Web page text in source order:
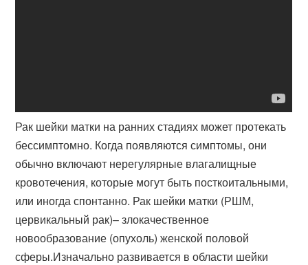
Рак шейки матки на ранних стадиях может протекать
бессимптомно. Когда появляются симптомы, они
обычно включают нерегулярные влагалищные
кровотечения, которые могут быть посткоитальными,
или иногда спонтанно. Рак шейки матки (РШМ,
цервикальный рак)– злокачественное
новообразование (опухоль) женской половой
сферы.Изначально развивается в области шейки